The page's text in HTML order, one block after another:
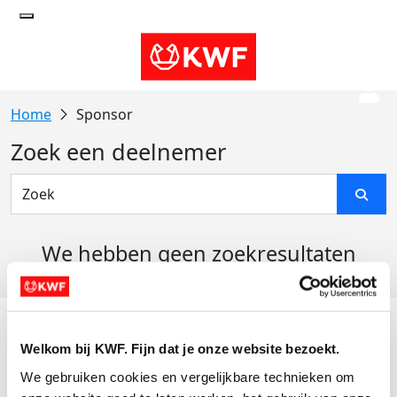
Welkom bij KWF. Fijn dat je onze website bezoekt.
We gebruiken cookies en vergelijkbare technieken om
Sponsor
Zoek een deelnemer
We hebben geen zoekresultaten
Actiematerialen
Evenementen